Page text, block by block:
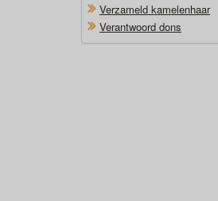
Verzameld kamelenhaar
Verantwoord dons